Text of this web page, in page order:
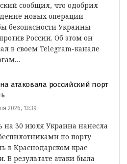
сообщил, что одобрил
новых операций
безопасности Украины
России. Об этом он
в своем Telegram-канале
атаковала российский порт
2026, 13:39
на 30 июля Украина нанесла
по порту
в Краснодарском крае
В результате атаки была